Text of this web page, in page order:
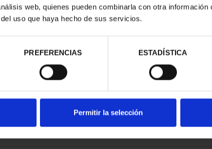
web, quienes pueden combinarla con otra información
uso que haya hecho de sus servicios.
PREFERENCIAS ESTADÍSTICA
Permitir la selección
COIN